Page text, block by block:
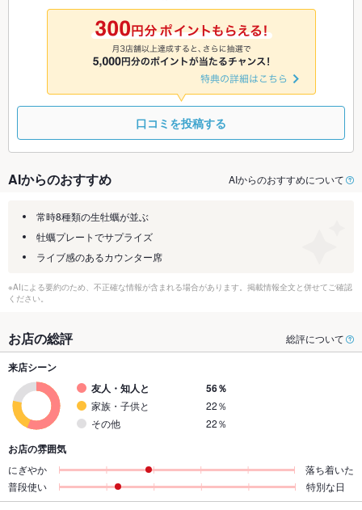
9/5
◎ ◎ ◎ ◎
口コミを投稿する
AIからのおすすめ AIからのおすすめについて
常時8種類の生牡蠣が並ぶ
牡蠣プレートでサプライズ
ライブ感のあるカウンター席
※AIによる要約のため、不正確な情報が含まれる場合があります。掲載情報全文と併せてご確認
ください。
お店の総評 総評について
来店シーン
友人・知人と
56％
家族・子供と
22％
その他
22％
お店の雰囲気
にぎやか
落ち着いた
普段使い
特別な日